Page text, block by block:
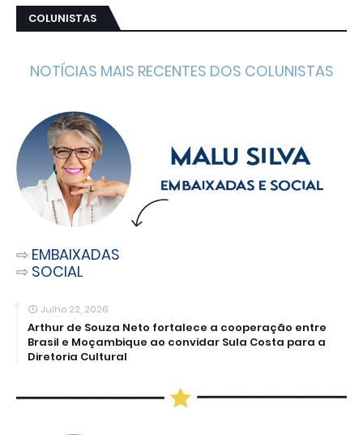
COLUNISTAS
NOTÍCIAS MAIS RECENTES DOS COLUNISTAS
⇨ EMBAIXADAS
⇨ SOCIAL
Julho 22, 2026
Arthur de Souza Neto fortalece a cooperação entre
Brasil e Moçambique ao convidar Sula Costa para a
Diretoria Cultural